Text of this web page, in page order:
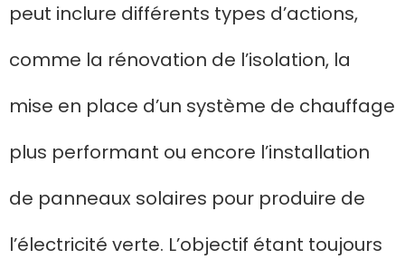
peut inclure différents types d’actions,
comme la rénovation de l’isolation, la
mise en place d’un système de chauffage
plus performant ou encore l’installation
de panneaux solaires pour produire de
l’électricité verte. L’objectif étant toujours